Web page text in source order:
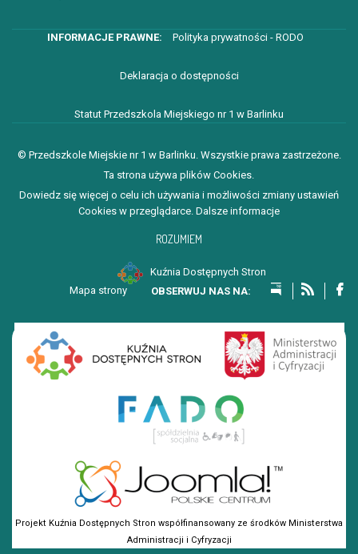
Polityka prywatności - RODO
Deklaracja o dostępności
Statut Przedszkola Miejskiego nr 1 w Barlinku
© Przedszkole Miejskie nr 1 w Barlinku. Wszystkie prawa zastrzeżone.
Ta strona używa plików Cookies.
Dowiedz się więcej o celu ich używania i możliwości zmiany ustawień
Cookies w przeglądarce. Dalsze informacje
ROZUMIEM
Kuźnia Dostępnych Stron
Mapa strony
Projekt Kuźnia Dostępnych Stron współfinansowany ze środków Ministerstwa
Administracji i Cyfryzacji